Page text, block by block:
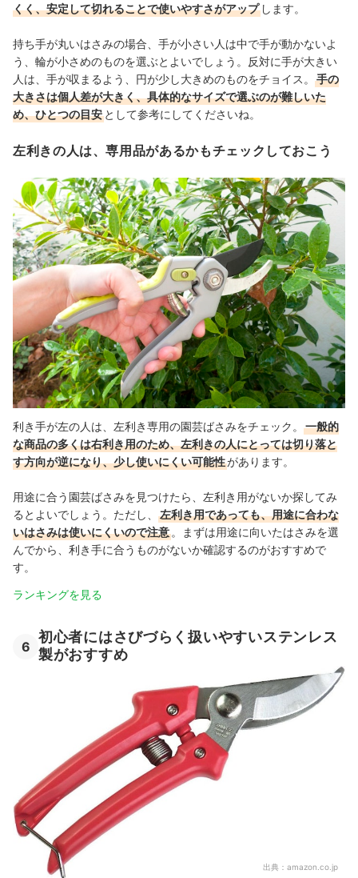
くく、安定して切れることで使いやすさがアップ します。
持ち手が丸いはさみの場合、手が小さい人は中で手が動かないよ
う、輪が小さめのものを選ぶとよいでしょう。反対に手が大きい
人は、手が収まるよう、円が少し大きめのものをチョイス。
手の
大きさは個人差が大きく、具体的なサイズで選ぶのが難しいた
め、ひとつの目安 として参考にしてくださいね。
左利きの人は、専用品があるかもチェックしておこう
利き手が左の人は、左利き専用の園芸ばさみをチェック。
一般的
な商品の多くは右利き用のため、左利きの人にとっては切り落と
す方向が逆になり、少し使いにくい可能性があります。
用途に合う園芸ばさみを見つけたら、左利き用がないか探してみ
るとよいでしょう。ただし、
左利き用であっても、用途に合わな
いはさみは使いにくいので注意 。まずは用途に向いたはさみを選
んでから、利き手に合うものがないか確認するのがおすすめで
す。
ランキングを見る
6
初心者にはさびづらく扱いやすいステンレス
製がおすすめ
出典： amazon.co.jp